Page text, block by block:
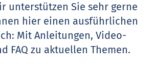
unterstützen Sie sehr gerne
hier einen ausführlichen
Mit Anleitungen, Video-
FAQ zu aktuellen Themen.